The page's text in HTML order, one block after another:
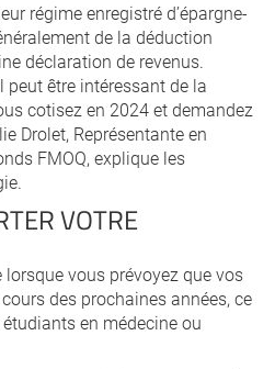
régime enregistré d’épargne-
de la déduction
déclaration de revenus.
peut être intéressant de la
cotisez en 2024 et demandez
Drolet, Représentante en
FMOQ, explique les
VOTRE
vous prévoyez que vos
des prochaines années, ce
en médecine ou